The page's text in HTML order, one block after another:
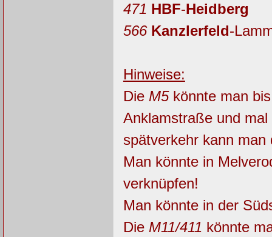
471 HBF-Heidberg
566 Kanzlerfeld-
Hinweise:
DieM5könnte man
Anklamstraße und
spätverkehr kann
Man könnte in
verknüpfen!
Man könnte in der
Die M11/411 könnte